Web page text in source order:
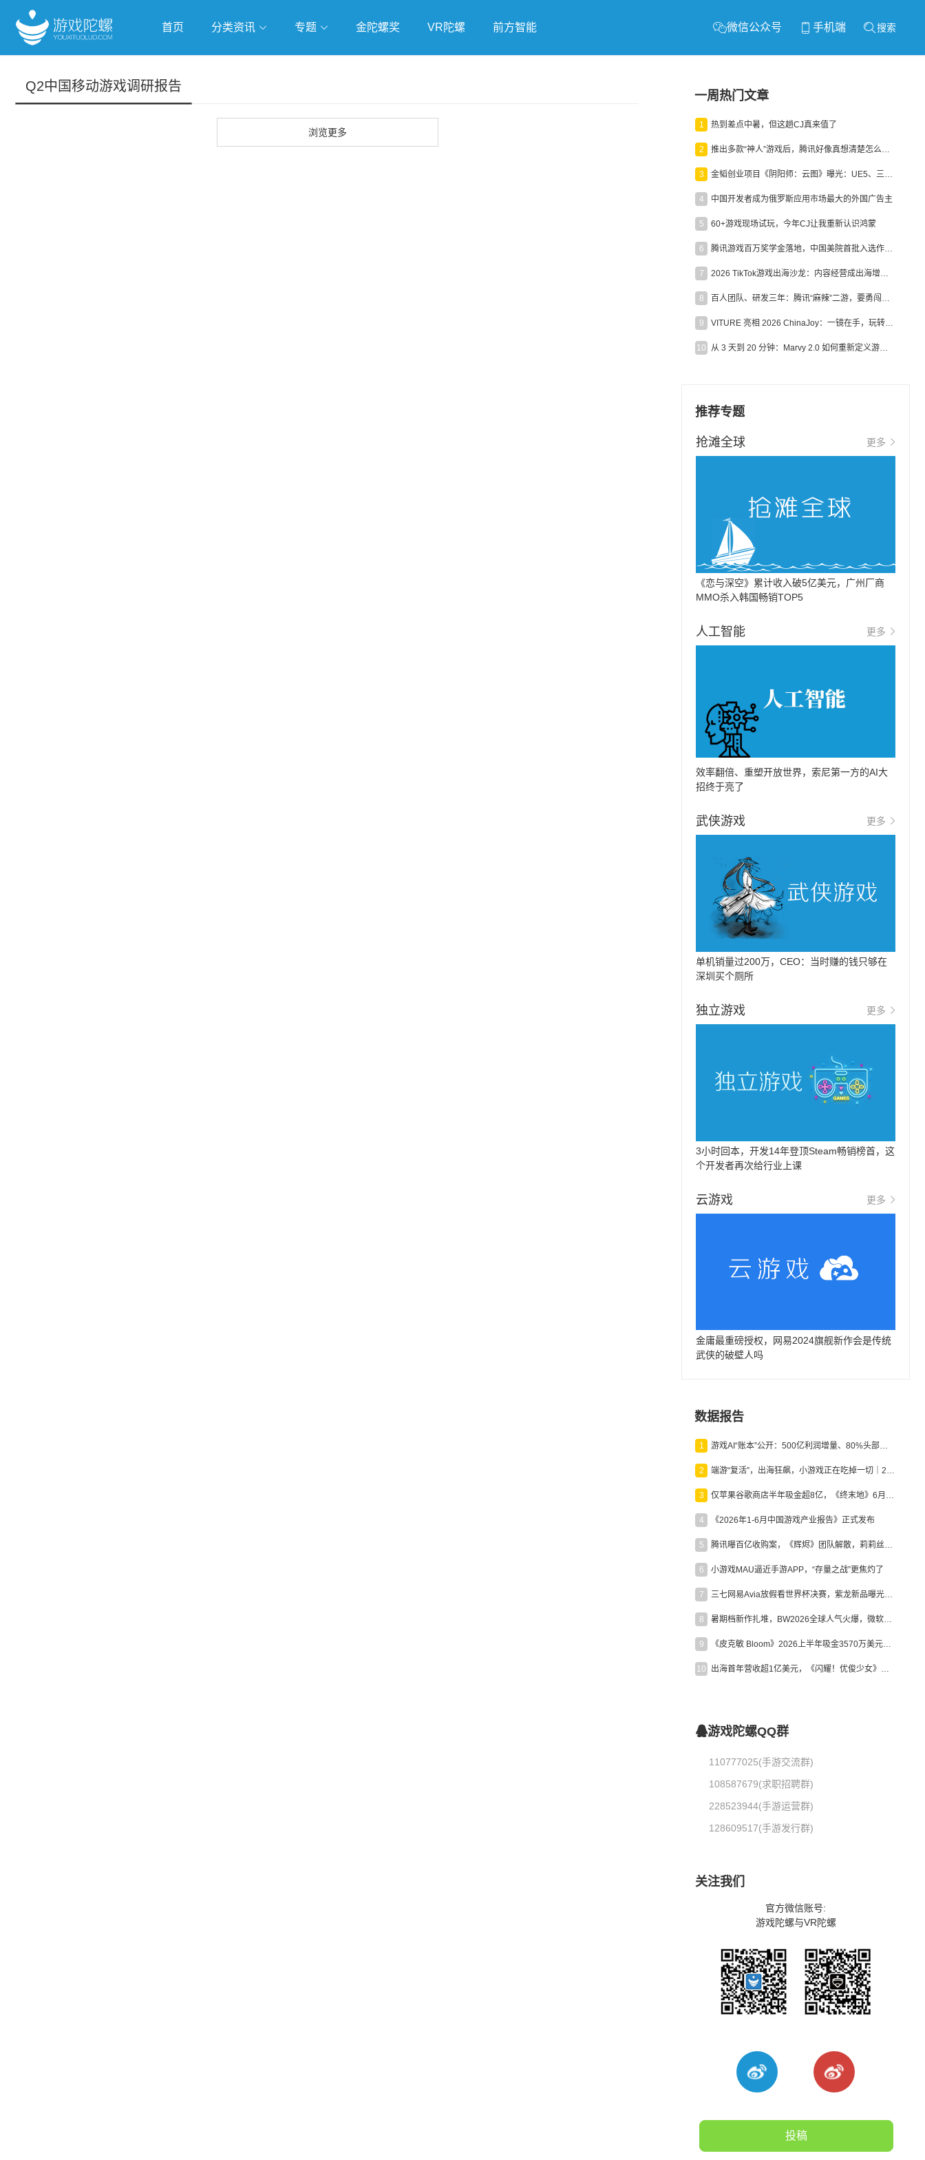
首页 分类资讯 专题
跨界Talk
金陀螺奖 VR陀螺 前方智能 微信公众号 手机端 搜索
Q2中国移动游戏调研报告
浏览更多
一周热门文章
1 热到差点中暑，但这趟CJ真来值了
2 推出多款“神人”游戏后，腾讯好像真想清楚怎么做二次元了
3 金韬创业项目《阴阳师：云图》曝光：UE5、三端互通、ARPG
4 中国开发者成为俄罗斯应用市场最大的外国广告主
5 60+游戏现场试玩，今年CJ让我重新认识鸿蒙
6 腾讯游戏百万奖学金落地，中国美院首批入选作品获业内关注
7 2026 TikTok游戏出海沙龙：内容经营成出海增长新引擎
8 百人团队、研发三年：腾讯“麻辣”二游，要勇闯男性恋爱市场
9 VITURE 亮相 2026 ChinaJoy：一镜在手，玩转全场！
10 从 3 天到 20 分钟：Marvy 2.0 如何重新定义游戏出海营销效率？
推荐专题
抢滩全球 更多
《恋与深空》累计收入破5亿美元，广州厂商
MMO杀入韩国畅销TOP5
人工智能 更多
效率翻倍、重塑开放世界，索尼第一方的AI大
招终于亮了
武侠游戏 更多
单机销量过200万，CEO：当时赚的钱只够在
深圳买个厕所
独立游戏 更多
3小时回本，开发14年登顶Steam畅销榜首，这
个开发者再次给行业上课
云游戏 更多
金庸最重磅授权，网易2024旗舰新作会是传统
武侠的破壁人吗
数据报告
1 游戏AI“账本”公开：500亿利润增量、80%头部入局，谁在闷声发财？
2 端游“复活”，出海狂飙，小游戏正在吃掉一切｜2026上半年产业报告
3 仅苹果谷歌商店半年吸金超8亿，《终末地》6月份收入显著回暖
4 《2026年1-6月中国游戏产业报告》正式发布
5 腾讯曝百亿收购案，《辉烬》团队解散，莉莉丝新作曝光｜陀螺周报
6 小游戏MAU逼近手游APP，“存量之战”更焦灼了
7 三七网易Avia放假看世界杯决赛，紫龙新品曝光，米哈游新作上线 | 陀螺周报
8 暑期档新作扎堆，BW2026全球人气火爆，微软XBOX大裁员|陀螺周报
9 《皮克敏 Bloom》2026上半年吸金3570万美元，中国台湾成最大市场
10 出海首年营收超1亿美元，《闪耀！优俊少女》美国市场占比达七成
游戏陀螺QQ群
110777025(手游交流群)
108587679(求职招聘群)
228523944(手游运营群)
128609517(手游发行群)
关注我们
官方微信账号:
游戏陀螺与VR陀螺
投稿